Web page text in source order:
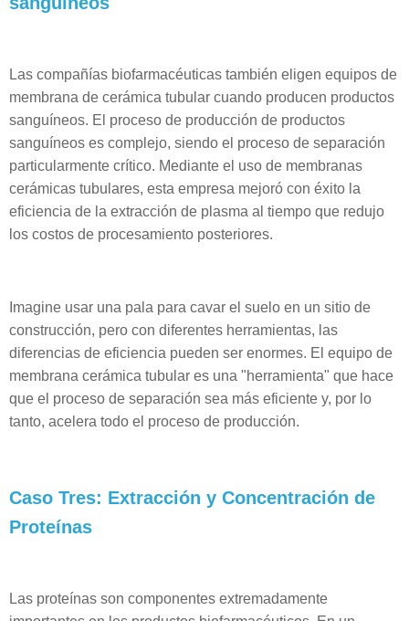
Las compañías biofarmacéuticas también eligen equipos de
membrana de cerámica tubular cuando producen productos
sanguíneos. El proceso de producción de productos
sanguíneos es complejo, siendo el proceso de separación
particularmente crítico. Mediante el uso de membranas
cerámicas tubulares, esta empresa mejoró con éxito la
eficiencia de la extracción de plasma al tiempo que redujo
los costos de procesamiento posteriores.
Imagine usar una pala para cavar el suelo en un sitio de
construcción, pero con diferentes herramientas, las
diferencias de eficiencia pueden ser enormes. El equipo de
membrana cerámica tubular es una "herramienta" que hace
que el proceso de separación sea más eficiente y, por lo
tanto, acelera todo el proceso de producción.
Caso Tres: Extracción y Concentración de
Proteínas
Las proteínas son componentes extremadamente